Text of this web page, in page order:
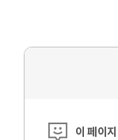
콘텐츠 만족도 조
이 페이